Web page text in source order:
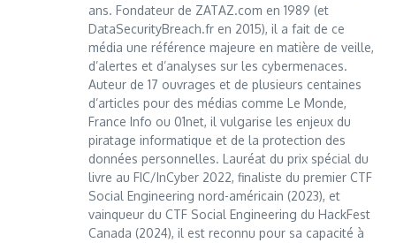
ans. Fondateur de ZATAZ.com en 1989 (et
DataSecurityBreach.fr en 2015), il a fait de ce
média une référence majeure en matière de veille,
d’alertes et d’analyses sur les cybermenaces.
Auteur de 17 ouvrages et de plusieurs centaines
d’articles pour des médias comme Le Monde,
France Info ou 01net, il vulgarise les enjeux du
piratage informatique et de la protection des
données personnelles. Lauréat du prix spécial du
livre au FIC/InCyber 2022, finaliste du premier CTF
Social Engineering nord-américain (2023), et
vainqueur du CTF Social Engineering du HackFest
Canada (2024), il est reconnu pour sa capacité à